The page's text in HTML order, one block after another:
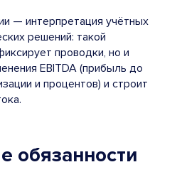
— интерпретация учётных
решений: такой
проводки, но и
EBITDA (прибыль до
и процентов) и строит
обязанности